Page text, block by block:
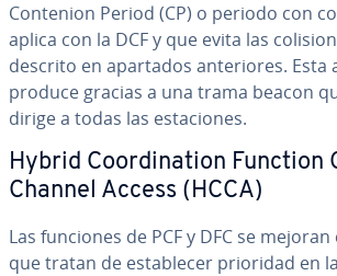
Contenion Period (CP) o periodo con
aplica con la DCF y que evita las
descrito en apartados an­te­rio­res. Esta
produce gracias a una trama beacon
dirige a todas las es­ta­cio­nes.
Hybrid Coor­di­na­tion Function
Channel Access (HCCA)
Las funciones de PCF y DFC se
que tratan de es­ta­ble­cer prioridad en